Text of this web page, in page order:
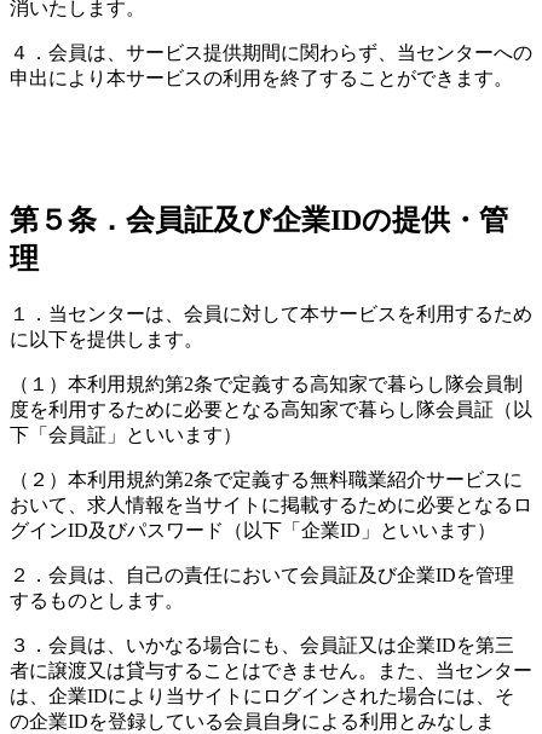
消いたします。
４．会員は、サービス提供期間に関わらず、当センターへの
申出により本サービスの利用を終了することができます。
第５条．会員証及び企業IDの提供・管
理
１．当センターは、会員に対して本サービスを利用するため
に以下を提供します。
（１）本利用規約第2条で定義する高知家で暮らし隊会員制
度を利用するために必要となる高知家で暮らし隊会員証（以
下「会員証」といいます）
（２）本利用規約第2条で定義する無料職業紹介サービスに
おいて、求人情報を当サイトに掲載するために必要となるロ
グインID及びパスワード（以下「企業ID」といいます）
２．会員は、自己の責任において会員証及び企業IDを管理
するものとします。
３．会員は、いかなる場合にも、会員証又は企業IDを第三
者に譲渡又は貸与することはできません。また、当センター
は、企業IDにより当サイトにログインされた場合には、そ
の企業IDを登録している会員自身による利用とみなしま